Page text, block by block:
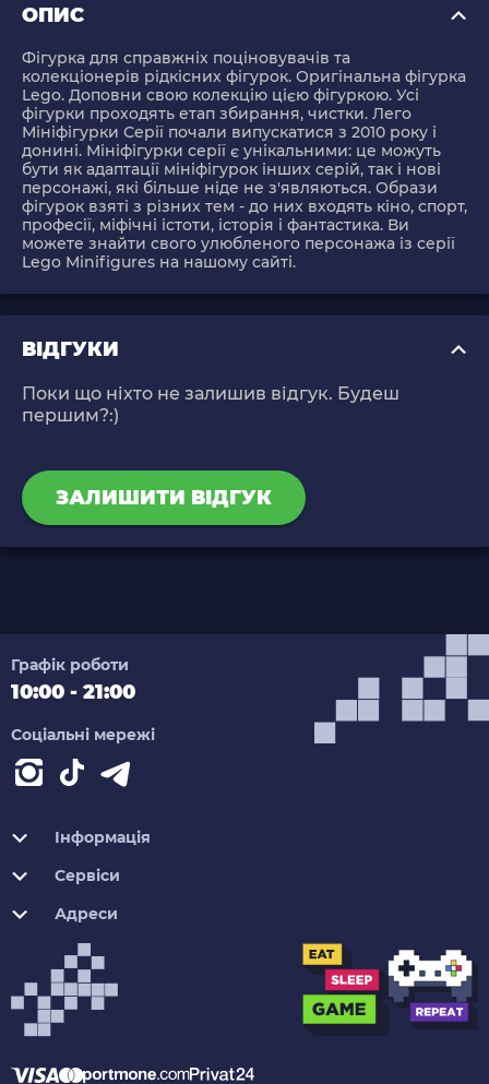
ОПИС
Фігурка для справжніх поціновувачів та
колекціонерів рідкісних фігурок. Оригінальна фігурка
Lego. Доповни свою колекцію цією фігуркою. Усі
фігурки проходять етап збирання, чистки. Лего
Мініфігурки Серії почали випускатися з 2010 року і
донині. Мініфігурки серії є унікальними: це можуть
бути як адаптації мініфігурок інших серій, так і нові
персонажі, які більше ніде не з'являються. Образи
фігурок взяті з різних тем - до них входять кіно, спорт,
професії, міфічні істоти, історія і фантастика. Ви
можете знайти свого улюбленого персонажа із серії
Lego Minifigures на нашому сайті.
ВІДГУКИ
Поки що ніхто не залишив відгук. Будеш
першим?:)
ЗАЛИШИТИ ВІДГУК
Графік роботи
10:00 - 21:00
Соціальні мережі
Інформація
Сервіси
Адреси